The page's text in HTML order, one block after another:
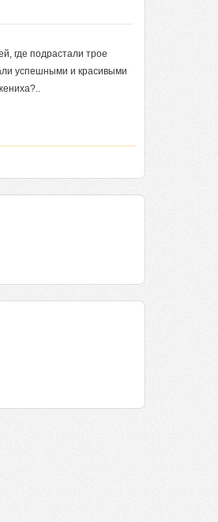
где подрастали трое
успешными и красивыми